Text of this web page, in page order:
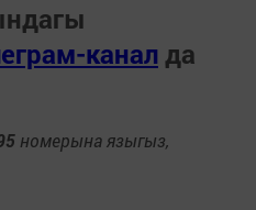
канал да
номерына языгыз,